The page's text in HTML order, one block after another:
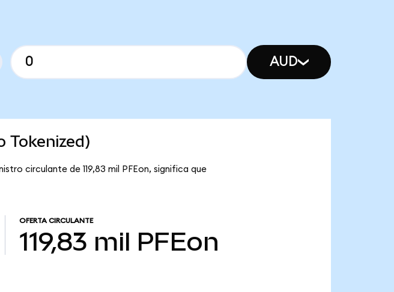
AUD
Tokenized)
circulante de 119,83 mil PFEon, significa que
OFERTA CIRCULANTE
119,83 mil PFEon